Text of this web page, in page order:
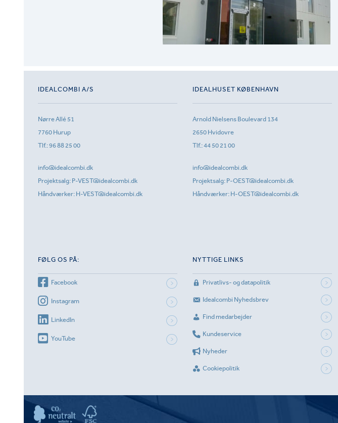
IDEALCOMBI A/S
Nørre Allé 51
7760 Hurup
Tlf.:96 88 25 00
info@idealcombi.dk
Projektsalg: P-VEST@idealcombi.dk
Håndværker: H-VEST@idealcombi.dk
IDEALHUSET KØBENHAVN
Arnold Nielsens Boulevard 134
2650 Hvidovre
Tlf.:44 50 21 00
info@idealcombi.dk
Projektsalg: P-OEST@idealcombi.dk
Håndværker: H-OEST@idealcombi.dk
FØLG OS PÅ:
Facebook
Instagram
LinkedIn
YouTube
NYTTIGE LINKS
Privatlivs- og datapolitik
Idealcombi Nyhedsbrev
Find medarbejder
Kundeservice
Nyheder
Cookiepolitik